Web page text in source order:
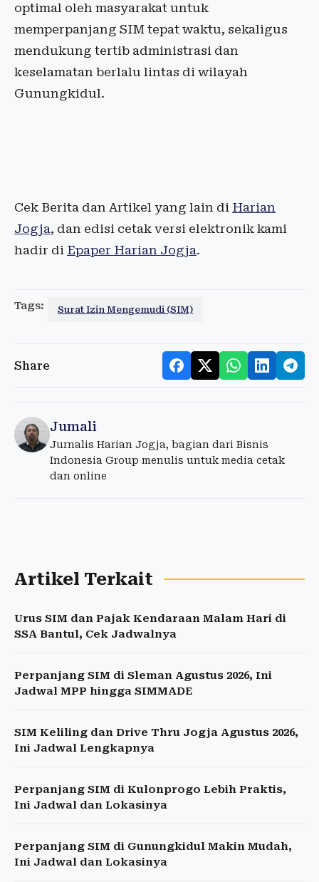
optimal oleh masyarakat untuk
memperpanjang SIM tepat waktu, sekaligus
mendukung tertib administrasi dan
keselamatan berlalu lintas di wilayah
Gunungkidul.
Cek Berita dan Artikel yang lain di Harian
Jogja, dan edisi cetak versi elektronik kami
hadir di Epaper Harian Jogja.
Tags: Surat Izin Mengemudi (SIM)
Share
Jumali
Jurnalis Harian Jogja, bagian dari Bisnis
Indonesia Group menulis untuk media cetak
dan online
Artikel Terkait
Urus SIM dan Pajak Kendaraan Malam Hari di
SSA Bantul, Cek Jadwalnya
Perpanjang SIM di Sleman Agustus 2026, Ini
Jadwal MPP hingga SIMMADE
SIM Keliling dan Drive Thru Jogja Agustus 2026,
Ini Jadwal Lengkapnya
Perpanjang SIM di Kulonprogo Lebih Praktis,
Ini Jadwal dan Lokasinya
Perpanjang SIM di Gunungkidul Makin Mudah,
Ini Jadwal dan Lokasinya